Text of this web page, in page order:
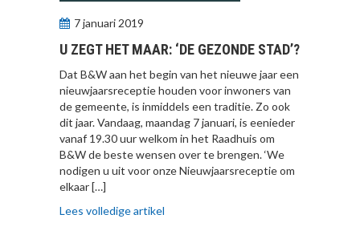
7 januari 2019
U ZEGT HET MAAR: ‘DE GEZONDE STAD’?
Dat B&W aan het begin van het nieuwe jaar een
nieuwjaarsreceptie houden voor inwoners van
de gemeente, is inmiddels een traditie. Zo ook
dit jaar. Vandaag, maandag 7 januari, is eenieder
vanaf 19.30 uur welkom in het Raadhuis om
B&W de beste wensen over te brengen. ‘We
nodigen u uit voor onze Nieuwjaarsreceptie om
elkaar […]
Lees volledige artikel